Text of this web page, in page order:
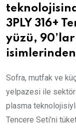
3PLY 316+
yüzü,
Sofra, mutfak ve
yelpazesi ile
plasma
Tencere Seti’ni